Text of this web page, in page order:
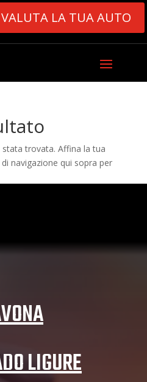
VALUTA LA TUA AUTO
trovata. Affina la tua
navigazione qui sopra per
LIGURE